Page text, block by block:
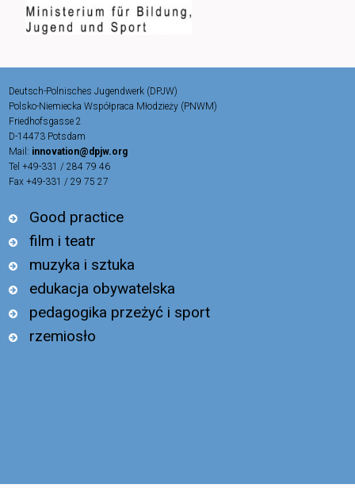
Deutsch-Polnisches Jugendwerk (DPJW)
Polsko-Niemiecka Współpraca Młodzieży (PNWM)
Friedhofsgasse 2
D-14473 Potsdam
Mail: innovation@dpjw.org
Tel +49-331 / 284 79 46
Fax +49-331 / 29 75 27
Good practice
film i teatr
muzyka i sztuka
edukacja obywatelska
pedagogika przeżyć i sport
rzemiosło